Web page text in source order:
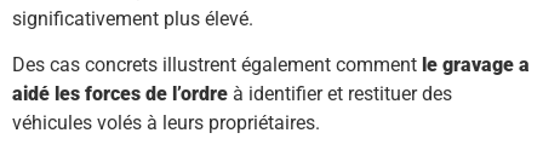
significativement plus élevé.
Des cas concrets illustrent également comment le gravage a
aidé les forces de l’ordre à identifier et restituer des
véhicules volés à leurs propriétaires.